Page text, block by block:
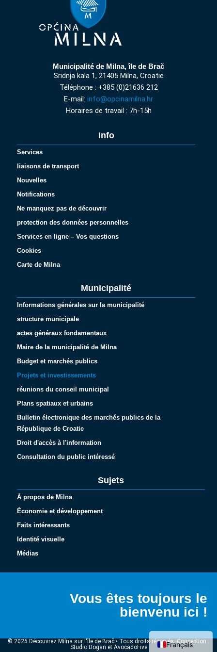
Municipalité de Milna, île de Brač
Sridnja kala 1, 21405 Milna, Croatie
Téléphone : +385 (0)21636 212
E-mail: info@opcinamilna.hr
Horaires de travail : 7h-15h
Info
Services
liaisons de transport
Nouvelles
Notifications
Ne manquez pas de découvrir
protection des données personnelles
Services en ligne – Vos questions
Cookies
Carte de Milna
Municipalité
Informations générales sur la municipalité
structure municipale
actes généraux fondamentaux
Maire de la municipalité de Milna
Budget et marchés publics
Projets et investissements
réunions du conseil municipal
Plans spatiaux et urbains
Bulletin électronique des marchés publics de la
République de Croatie
Droit d'accès à l'information
Consultation du public intéressé
Sujets
À propos de Milna
Économie et développement
Faits intéressants
Identité visuelle
Médias
Vous êtes toujours le
bienvenu ici !
© 2026 Découvrez Milna sur l'île de Brač • Tous droits réservés. Conception :
Studio Dogan et AvocadoFive
Français
English (UK)
Deutsch